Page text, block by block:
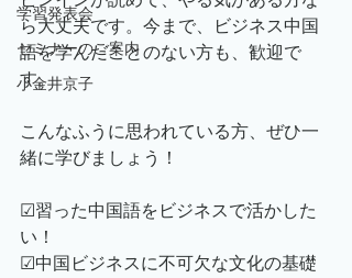
学習発表会
セミナーのご案内
小金井京子
ら大丈夫です。今まで、ビジネス中国
語を学んだことのない方も、歓迎で
す。
こんなふうに思われている方、ぜひ一
緒に学びましょう！
☑習った中国語をビジネスで活かした
い！
☑中国ビジネスに不可欠な文化の基礎